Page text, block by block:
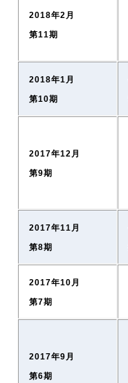
2018年2月
第11期
2018年1月
第10期
2017年12月
第9期
2017年11月
第8期
2017年10月
第7期
2017年9月
第6期